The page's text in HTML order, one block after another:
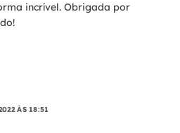
incrível. Obrigada por
ÀS 18:51